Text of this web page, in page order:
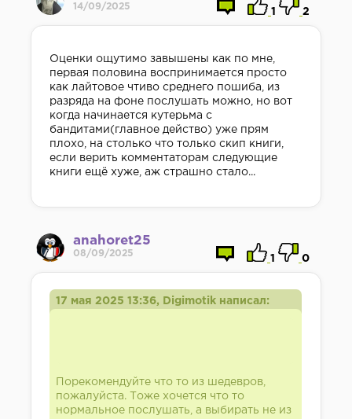
14/09/2025
1 2
Оценки ощутимо завышены как по мне,
первая половина воспринимается просто
как лайтовое чтиво среднего пошиба, из
разряда на фоне послушать можно, но вот
когда начинается кутерьма с
бандитами(главное действо) уже прям
плохо, на столько что только скип книги,
если верить комментаторам следующие
книги ещё хуже, аж страшно стало...
anahoret25
08/09/2025
1 0
17 мая 2025 13:36, Digimotik написал:
Порекомендуйте что то из шедевров,
пожалуйста. Тоже хочется что то
нормальное послушать, а выбирать не из